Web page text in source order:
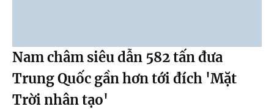
Nam châm siêu dẫn 582 tấn đưa
Trung Quốc gần hơn tới đích 'Mặt
Trời nhân tạo'